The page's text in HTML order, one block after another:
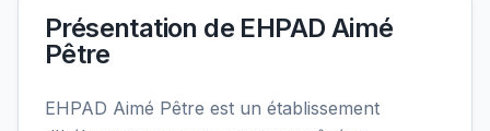
Présentation de EHPAD Aimé
Pêtre
EHPAD Aimé Pêtre est un établissement